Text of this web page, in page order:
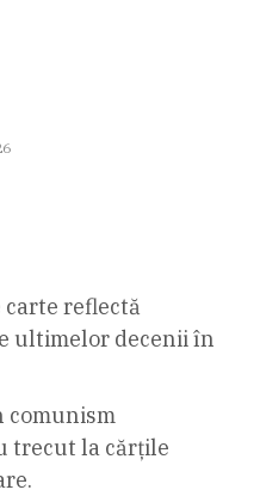
reflectă
ultimelor decenii în
comunism
trecut la cărțile